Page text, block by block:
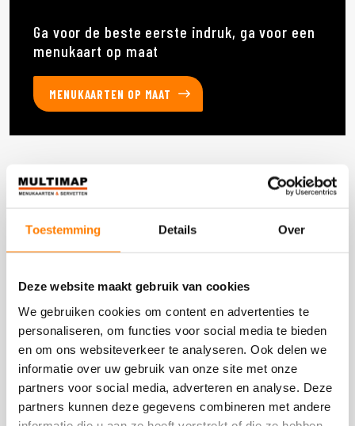
Toestemming Details Over
Deze website maakt gebruik van cookies
We gebruiken cookies om content en advertenties te
personaliseren, om functies voor social media te bieden
en om ons websiteverkeer te analyseren. Ook delen we
informatie over uw gebruik van onze site met onze
partners voor social media, adverteren en analyse. Deze
partners kunnen deze gegevens combineren met andere
Ga voor de beste eerste indruk, ga voor een
menukaart op maat
MENUKAARTEN OP MAAT
Deze producten heb je eerder bekeken